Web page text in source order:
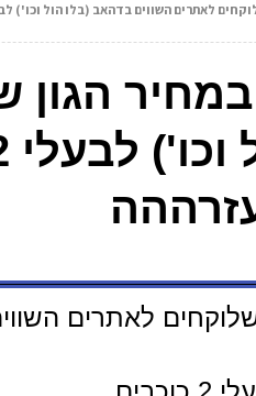
השווים בדהאב (בלו הול וכו') לבעלי 2 כוכבים אשמח
לאתרים